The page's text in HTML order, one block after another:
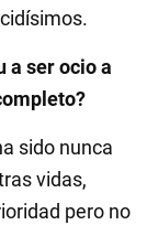
a ser ocio a
sido nunca
vidas,
pero no